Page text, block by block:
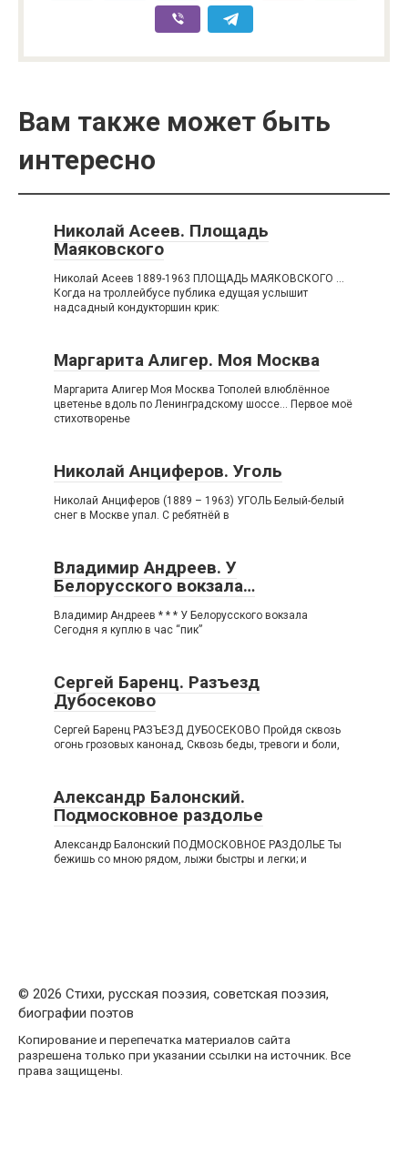
Вам также может быть
интересно
Николай Асеев. Площадь
Маяковского
Николай Асеев 1889-1963 ПЛОЩАДЬ МАЯКОВСКОГО …
Когда на троллейбусе публика едущая услышит
надсадный кондукторшин крик:
Маргарита Алигер. Моя Москва
Маргарита Алигер Моя Москва Тополей влюблённое
цветенье вдоль по Ленинградскому шоссе… Первое моё
стихотворенье
Николай Анциферов. Уголь
Николай Анциферов (1889 – 1963) УГОЛЬ Белый-белый
снег в Москве упал. С ребятнёй в
Владимир Андреев. У
Белорусского вокзала…
Владимир Андреев * * * У Белорусского вокзала
Сегодня я куплю в час “пик”
Сергей Баренц. Разъезд
Дубосеково
Сергей Баренц РАЗЪЕЗД ДУБОСЕКОВО Пройдя сквозь
огонь грозовых канонад, Сквозь беды, тревоги и боли,
Александр Балонский.
Подмосковное раздолье
Александр Балонский ПОДМОСКОВНОЕ РАЗДОЛЬЕ Ты
бежишь со мною рядом, лыжи быстры и легки; и
© 2026 Стихи, русская поэзия, советская поэзия,
биографии поэтов
Копирование и перепечатка материалов сайта
разрешена только при указании ссылки на источник. Все
права защищены.